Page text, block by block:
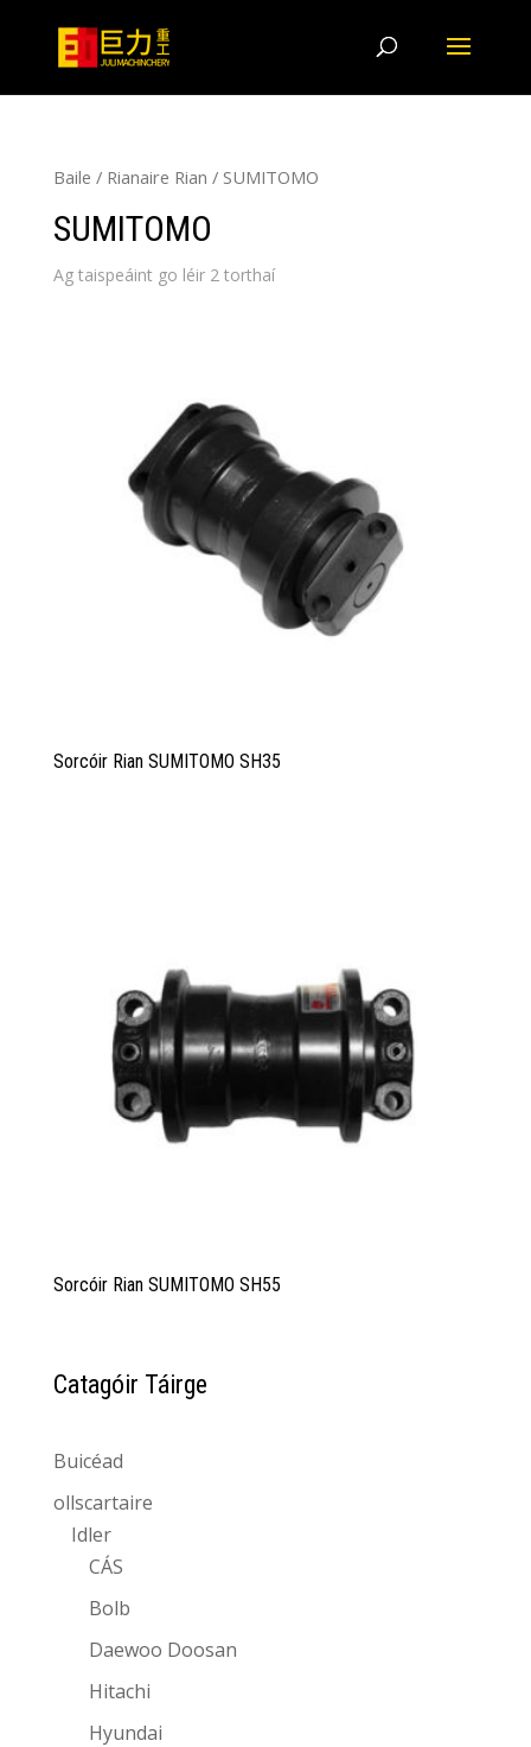
Baile / Rianaire Rian / SUMITOMO
SUMITOMO
Ag taispeáint go léir 2 torthaí
Sorcóir Rian SUMITOMO SH35
Sorcóir Rian SUMITOMO SH55
Catagóir Táirge
Buicéad
ollscartaire
Idler
CÁS
Bolb
Daewoo Doosan
Hitachi
Hyundai